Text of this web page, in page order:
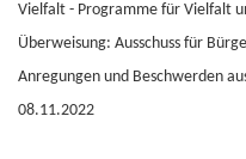
Vielfalt - Programme für Vielfalt
Überweisung: Ausschuss für
Anregungen und Beschwerden
08.11.2022